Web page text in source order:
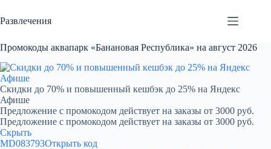
к
сути
Развлечения
Промокоды аквапарк «Банановая Республика» на август 2026
Скидки до 70% и повышенный кешбэк до 25% на Яндекс
Афише
Предложение с промокодом действует на заказы от 3000 руб.
Предложение с промокодом действует на заказы от 3000 руб.
Скрыть
MD083793Открыть код